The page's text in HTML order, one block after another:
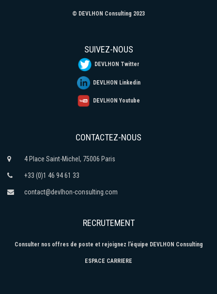
© DEVLHON Consulting 2023
SUIVEZ-NOUS
DEVLHON Twitter
DEVLHON Linkedin
DEVLHON Youtube
CONTACTEZ-NOUS
4 Place Saint-Michel, 75006 Paris
+33 (0)1 46 94 61 33
contact@devlhon-consulting.com
RECRUTEMENT
Consulter nos offres de poste et rejoignez l’équipe DEVLHON Consulting
ESPACE CARRIERE